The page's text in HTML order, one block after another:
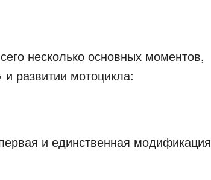
несколько основных моментов,
развитии мотоцикла:
и единственная модификация